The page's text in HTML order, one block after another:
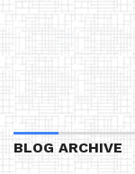
BLOG ARCHIVE